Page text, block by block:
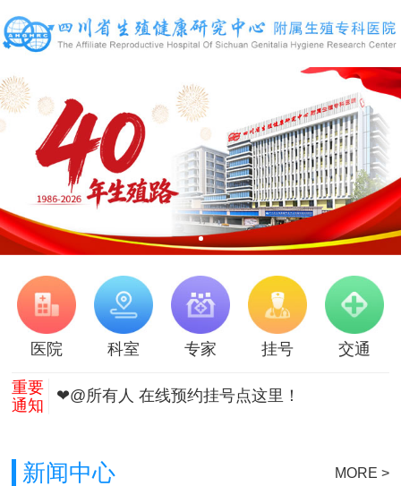
医院 科室 专家 挂号 交通
重要
通知
❤@所有人 在线预约挂号点这里！
新闻中心 MORE >